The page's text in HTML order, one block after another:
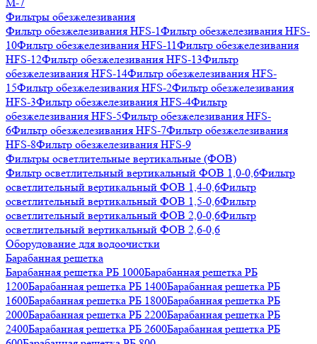
Фильтры обезжелезивания
Фильтр обезжелезивания HFS-1Фильтр обезжелезивания HFS-
10Фильтр обезжелезивания HFS-11Фильтр обезжелезивания
HFS-12Фильтр обезжелезивания HFS-13Фильтр
обезжелезивания HFS-14Фильтр обезжелезивания HFS-
15Фильтр обезжелезивания HFS-2Фильтр обезжелезивания
HFS-3Фильтр обезжелезивания HFS-4Фильтр
обезжелезивания HFS-5Фильтр обезжелезивания HFS-
6Фильтр обезжелезивания HFS-7Фильтр обезжелезивания
HFS-8Фильтр обезжелезивания HFS-9
Фильтры осветлительные вертикальные (ФОВ)
Фильтр осветлительный вертикальный ФОВ 1,0-0,6Фильтр
осветлительный вертикальный ФОВ 1,4-0,6Фильтр
осветлительный вертикальный ФОВ 1,5-0,6Фильтр
осветлительный вертикальный ФОВ 2,0-0,6Фильтр
осветлительный вертикальный ФОВ 2,6-0,6
Оборудование для водоочистки
Барабанная решетка
Барабанная решетка РБ 1000Барабанная решетка РБ
1200Барабанная решетка РБ 1400Барабанная решетка РБ
1600Барабанная решетка РБ 1800Барабанная решетка РБ
2000Барабанная решетка РБ 2200Барабанная решетка РБ
2400Барабанная решетка РБ 2600Барабанная решетка РБ